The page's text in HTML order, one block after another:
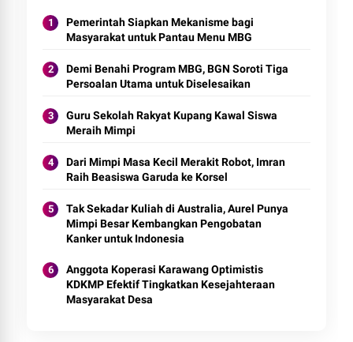
Pemerintah Siapkan Mekanisme bagi
Masyarakat untuk Pantau Menu MBG
Demi Benahi Program MBG, BGN Soroti Tiga
Persoalan Utama untuk Diselesaikan
Guru Sekolah Rakyat Kupang Kawal Siswa
Meraih Mimpi
Dari Mimpi Masa Kecil Merakit Robot, Imran
Raih Beasiswa Garuda ke Korsel
Tak Sekadar Kuliah di Australia, Aurel Punya
Mimpi Besar Kembangkan Pengobatan
Kanker untuk Indonesia
Anggota Koperasi Karawang Optimistis
KDKMP Efektif Tingkatkan Kesejahteraan
Masyarakat Desa